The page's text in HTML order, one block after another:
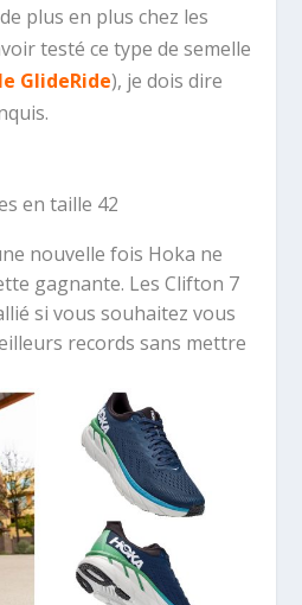
plus en plus chez les
testé ce type de semelle
GlideRide), je dois dire
en taille 42
nouvelle fois Hoka ne
gagnante. Les Clifton 7
si vous souhaitez vous
records sans mettre